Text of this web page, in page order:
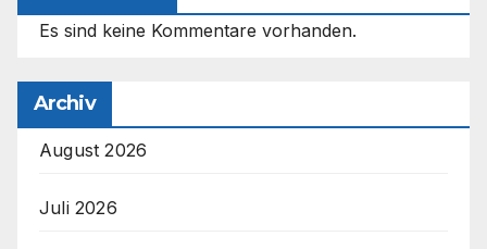
Es sind keine Kommentare vorhanden.
Archiv
August 2026
Juli 2026